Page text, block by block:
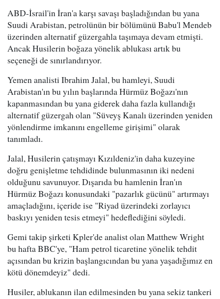
ABD-İsrail'in İran'a karşı savaşı başladığından bu yana
Suudi Arabistan, petrolünün bir bölümünü Babu'l Mendeb
üzerinden alternatif güzergahla taşımaya devam etmişti.
Ancak Husilerin boğaza yönelik ablukası artık bu
seçeneği de sınırlandırıyor.
Yemen analisti Ibrahim Jalal, bu hamleyi, Suudi
Arabistan'ın bu yılın başlarında Hürmüz Boğazı'nın
kapanmasından bu yana giderek daha fazla kullandığı
alternatif güzergah olan "Süveyş Kanalı üzerinden yeniden
yönlendirme imkanını engelleme girişimi" olarak
tanımladı.
Jalal, Husilerin çatışmayı Kızıldeniz'in daha kuzeyine
doğru genişletme tehdidinde bulunmasının iki nedeni
olduğunu savunuyor. Dışarıda bu hamlenin İran'ın
Hürmüz Boğazı konusundaki "pazarlık gücünü" artırmayı
amaçladığını, içeride ise "Riyad üzerindeki zorlayıcı
baskıyı yeniden tesis etmeyi" hedeflediğini söyledi.
Gemi takip şirketi Kpler'de analist olan Matthew Wright
bu hafta BBC'ye, "Ham petrol ticaretine yönelik tehdit
açısından bu krizin başlangıcından bu yana yaşadığımız en
kötü dönemdeyiz" dedi.
Husiler, ablukanın ilan edilmesinden bu yana sekiz tankeri